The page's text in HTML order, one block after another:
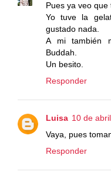
Pues ya veo que
Yo tuve la
gustado nada.
A mi también
Buddah.
Un besito.
Responder
Luisa 10 de
Vaya, pues
Responder